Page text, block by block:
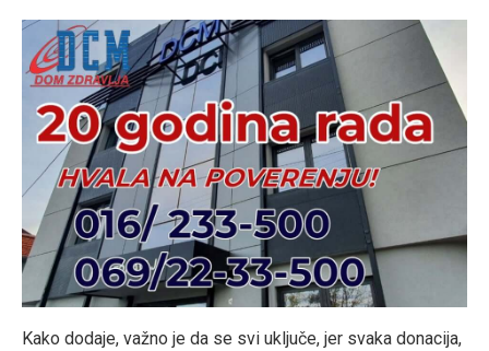
Kako dodaje, važno je da se svi uključe, jer svaka donacija,